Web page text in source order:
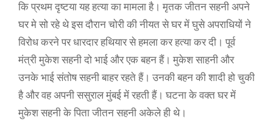
कि प्रथम दृष्टया यह हत्या का मामला है। मृतक जीतन सहनी अपने
घर मे सो रहे थे इस दौरान चोरी की नीयत से घर में घुसे अपराधियों ने
विरोध करने पर धारदार हथियार से हमला कर हत्या कर दी। पूर्व
मंत्री मुकेश सहनी दो भाई और एक बहन हैं। मुकेश साहनी और
उनके भाई संतोष सहनी बाहर रहते हैं। उनकी बहन की शादी हो चुकी
है और वह अपनी ससुराल मुंबई में रहती हैं। घटना के वक्त घर में
मुकेश सहनी के पिता जीतन सहनी अकेले ही थे।